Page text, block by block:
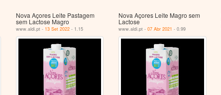
Nova Açores Leite Pastagem
sem Lactose Magro
www.aldi.pt - 13 Set 2022- 1.15
Nova Açores Leite Magro sem
Lactose
www.aldi.pt -07 Abr 2021 - 0.99